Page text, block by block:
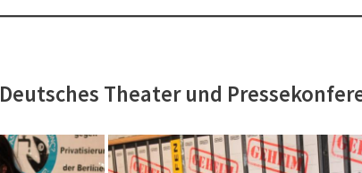
Deutsches Theater und